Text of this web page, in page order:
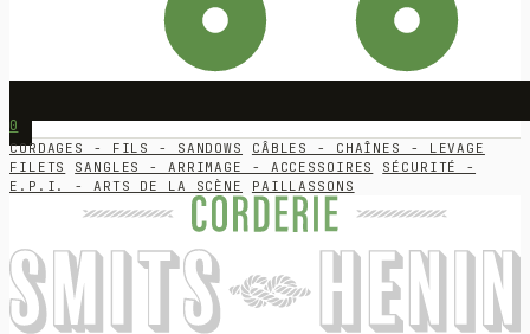
0
CORDAGES - FILS - SANDOWS
CÂBLES - CHAÎNES - LEVAGE
FILETS
SANGLES - ARRIMAGE - ACCESSOIRES
SÉCURITÉ -
E.P.I. - ARTS DE LA SCÈNE
PAILLASSONS